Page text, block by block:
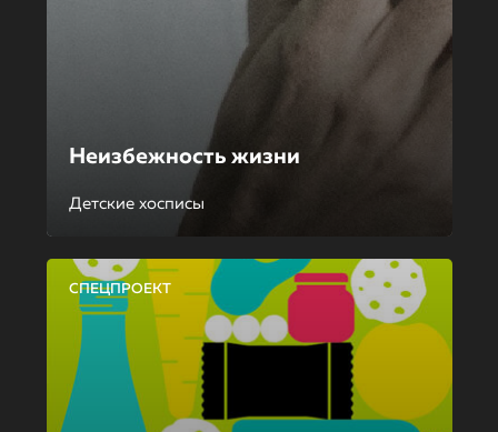
Неизбежность жизни
Детские хосписы
СПЕЦПРОЕКТ